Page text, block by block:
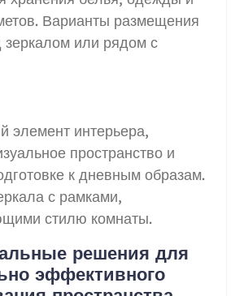
Варианты размещения
или рядом с
элемент интерьера,
пространство и
к дневным образам.
с рамками,
стилю комнаты.
решения для
эффективного